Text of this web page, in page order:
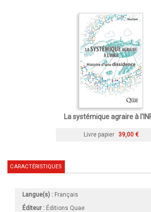
La systémique agraire à
Livre papier 39,00 €
CARACTÉRISTIQUES
Langue(s) : Français
Éditeur : Éditions Quae